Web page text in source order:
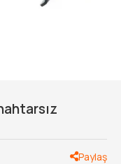
Paylaş